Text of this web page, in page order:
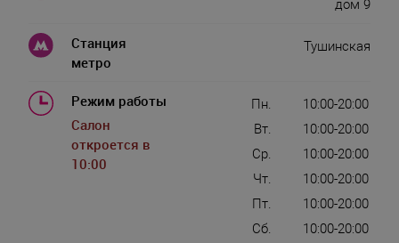
дом 9
Станция
метро
Тушинская
Режим работы
Салон
откроется в
10:00
Пн.
10:00-20:00
Вт.
10:00-20:00
Ср.
10:00-20:00
Чт.
10:00-20:00
Пт.
10:00-20:00
Сб.
10:00-20:00